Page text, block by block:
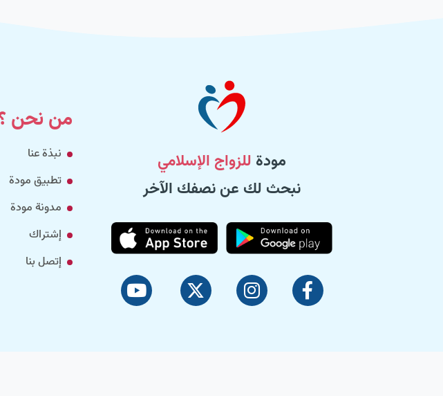
مودة للزواج الإسلامي
نبحث لك عن نصفك الآخر
من نحن
نبذة عنا
تطبيق مودة
مدونة مودة
إشتراك
إتصل بنا